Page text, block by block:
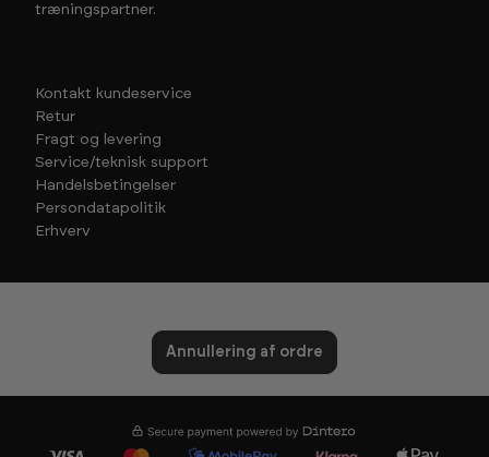
træningspartner.
Kontakt kundeservice
Retur
Fragt og levering
Service/teknisk support
Handelsbetingelser
Persondatapolitik
Erhverv
Annullering af ordre